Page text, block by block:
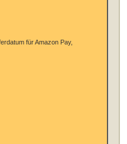
für Amazon Pay,